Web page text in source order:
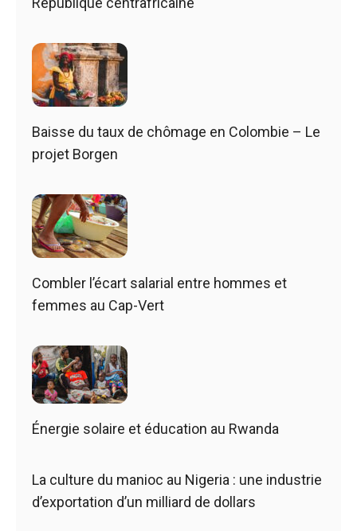
Baisse du taux de chômage en Colombie – Le
projet Borgen
Combler l’écart salarial entre hommes et
femmes au Cap-Vert
Énergie solaire et éducation au Rwanda
La culture du manioc au Nigeria : une industrie
d’exportation d’un milliard de dollars